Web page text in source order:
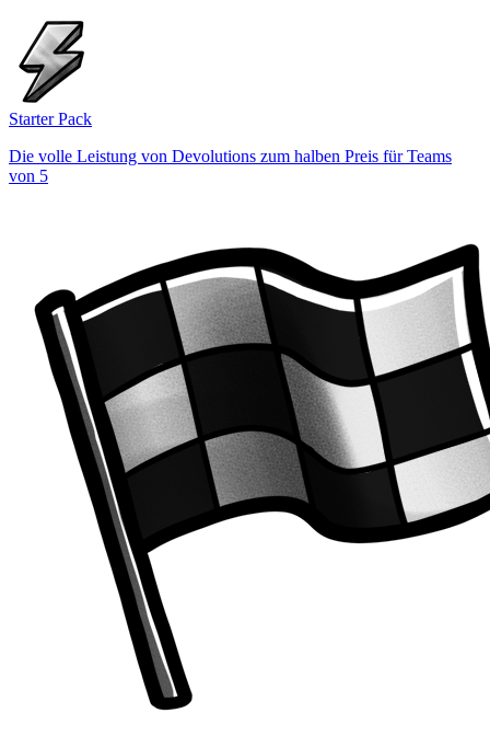
Starter Pack
Die volle Leistung von Devolutions zum halben Preis für Teams
von 5